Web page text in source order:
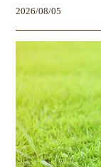
2026/08/05